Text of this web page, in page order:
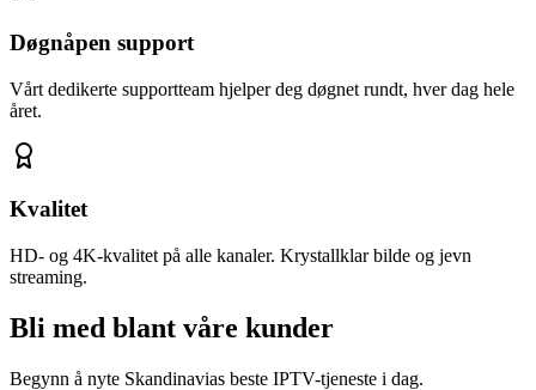
Døgnåpen support
Vårt dedikerte supportteam hjelper deg døgnet rundt, hver dag hele
året.
Kvalitet
HD- og 4K-kvalitet på alle kanaler. Krystallklar bilde og jevn
streaming.
Bli med blant våre kunder
Begynn å nyte Skandinavias beste IPTV-tjeneste i dag.